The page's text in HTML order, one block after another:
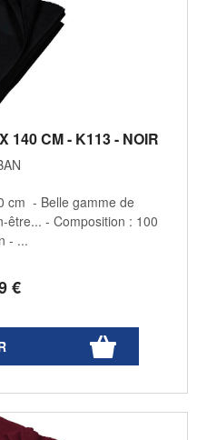
140 CM - K113 - NOIR
€
cm - Belle gamme de
être... - Composition : 100
- ...